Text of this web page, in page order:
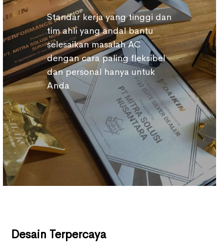
Standar kerja yang tinggi dan
tim ahli yang andal bantu
selesaikan masalah AC
dengan cara paling fleksibel
dan personal hanya untuk
Anda
Desain Terpercaya